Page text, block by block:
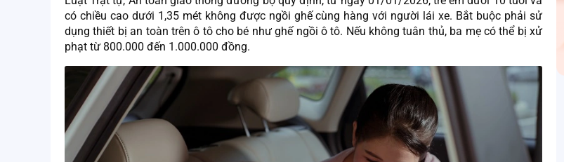
có chiều cao dưới 1,35 mét không được ngồi ghế cùng hàng với người lái xe. Bắt buộc phải sử
dụng thiết bị an toàn trên ô tô cho bé như ghế ngồi ô tô. Nếu không tuân thủ, ba mẹ có thể bị xử
phạt từ 800.000 đến 1.000.000 đồng.